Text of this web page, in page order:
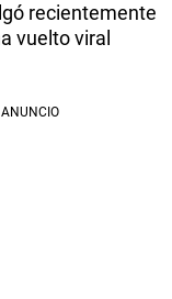
recientemente
vuelto viral